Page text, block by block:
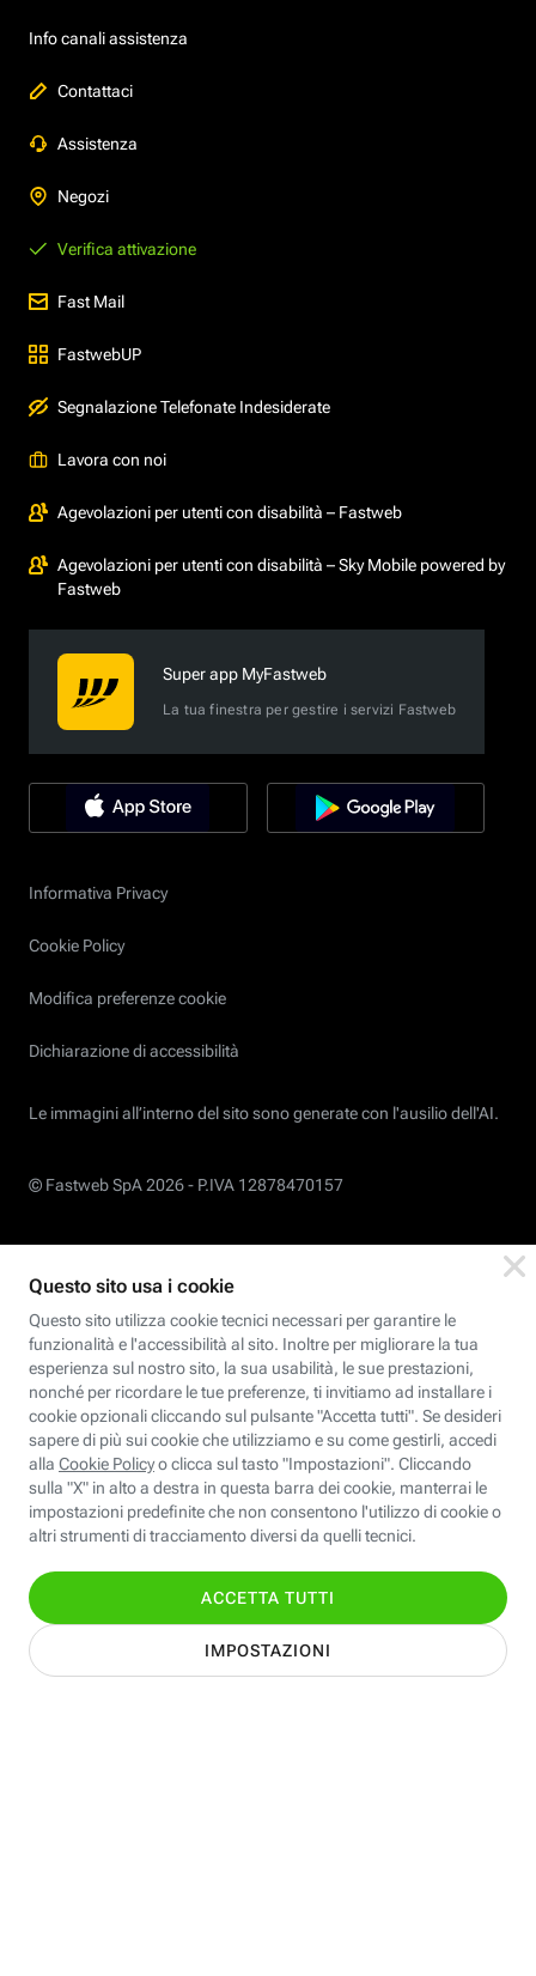
Info canali assistenza
Contattaci
Assistenza
Negozi
Verifica attivazione
Fast Mail
FastwebUP
Segnalazione Telefonate Indesiderate
Lavora con noi
Agevolazioni per utenti con disabilità – Fastweb
Agevolazioni per utenti con disabilità – Sky Mobile powered by
Fastweb
Super app MyFastweb
La tua finestra per gestire i servizi Fastweb
Informativa Privacy
Cookie Policy
Modifica preferenze cookie
Dichiarazione di accessibilità
Le immagini all’interno del sito sono generate con l'ausilio dell'AI.
© Fastweb SpA 2026 - P.IVA 12878470157